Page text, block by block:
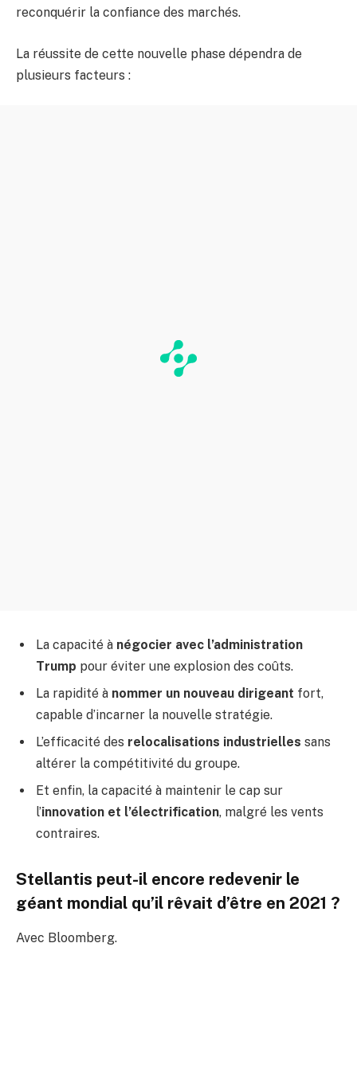
reconquérir la confiance des marchés.
La réussite de cette nouvelle phase dépendra de
plusieurs facteurs :
La capacité à négocier avec l’administration
Trump pour éviter une explosion des coûts.
La rapidité à nommer un nouveau dirigeant fort,
capable d’incarner la nouvelle stratégie.
L’efficacité des relocalisations industrielles sans
altérer la compétitivité du groupe.
Et enfin, la capacité à maintenir le cap sur
l’innovation et l’électrification, malgré les vents
contraires.
Stellantis peut-il encore redevenir le
géant mondial qu’il rêvait d’être en 2021 ?
Avec Bloomberg.